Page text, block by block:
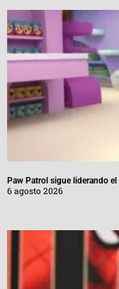
Paw Patrol sigue liderando
6 agosto 2026